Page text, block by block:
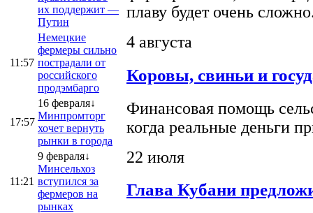
их поддержит —
Путин
11:57
Немецкие
фермеры сильно
пострадали от
российского
продэмбарго
17:57
16 февраля↓
Минпромторг
хочет вернуть
рынки в города
11:21
9 февраля↓
Минсельхоз
вступился за
фермеров на
рынках
плаву будет очень
4 августа
Коровы, свиньи и
Финансовая помощь
когда реальные деньги
22 июля
Глава Кубани